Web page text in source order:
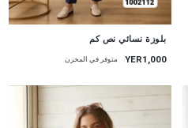
بلوزة نسائي نص كم
YER1,000 متوفر في المخزن